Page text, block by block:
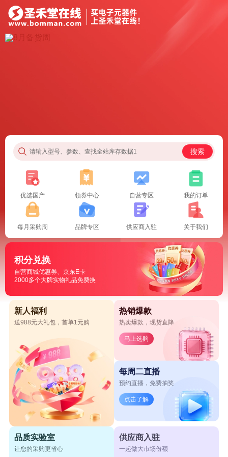
请输入型号、参数、查找全站库存数据1 搜索
优选国产 领券中心 自营专区 我的订单
每月采购周 品牌专区 供应商入驻 关于我们
积分兑换
自营商城优惠券、京东E卡
2000多个大牌实物礼品免费换
新人福利
送988元大礼包，首单1元购
热销爆款
热卖爆款，现货直降
马上选购
每周二直播
预约直播，免费抽奖
点击了解
品质实验室
让您的采购更省心
供应商入驻
一起做大市场份额